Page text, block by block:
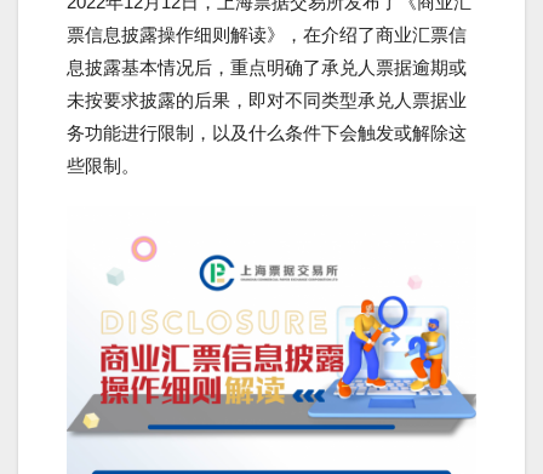
票信息披露操作细则解读》，在介绍了商业汇票信
息披露基本情况后，重点明确了承兑人票据逾期或
未按要求披露的后果，即对不同类型承兑人票据业
务功能进行限制，以及什么条件下会触发或解除这
些限制。